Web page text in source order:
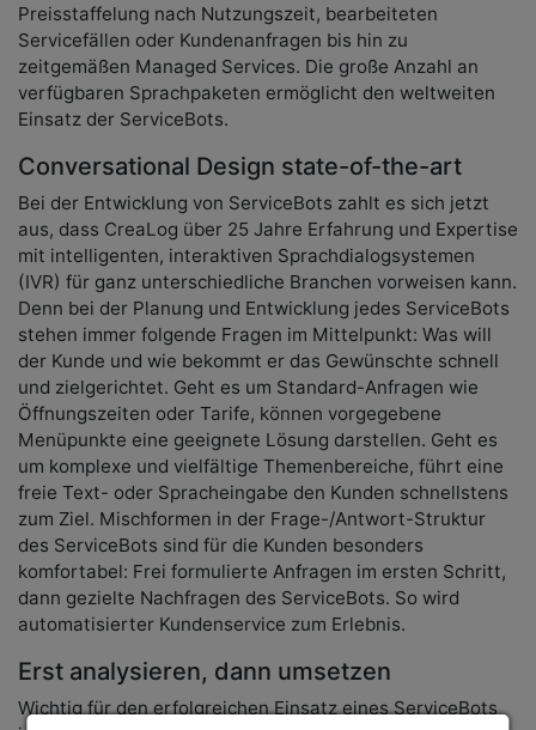
Preisstaffelung nach Nutzungszeit, bearbeiteten
Servicefällen oder Kundenanfragen bis hin zu
zeitgemäßen Managed Services. Die große Anzahl an
verfügbaren Sprachpaketen ermöglicht den weltweiten
Einsatz der ServiceBots.
Conversational Design state-of-the-art
Bei der Entwicklung von ServiceBots zahlt es sich jetzt
aus, dass CreaLog über 25 Jahre Erfahrung und Expertise
mit intelligenten, interaktiven Sprachdialogsystemen
(IVR) für ganz unterschiedliche Branchen vorweisen kann.
Denn bei der Planung und Entwicklung jedes ServiceBots
stehen immer folgende Fragen im Mittelpunkt: Was will
der Kunde und wie bekommt er das Gewünschte schnell
und zielgerichtet. Geht es um Standard-Anfragen wie
Öffnungszeiten oder Tarife, können vorgegebene
Menüpunkte eine geeignete Lösung darstellen. Geht es
um komplexe und vielfältige Themenbereiche, führt eine
freie Text- oder Spracheingabe den Kunden schnellstens
zum Ziel. Mischformen in der Frage-/Antwort-Struktur
des ServiceBots sind für die Kunden besonders
komfortabel: Frei formulierte Anfragen im ersten Schritt,
dann gezielte Nachfragen des ServiceBots. So wird
automatisierter Kundenservice zum Erlebnis.
Erst analysieren, dann umsetzen
Wichtig für den erfolgreichen Einsatz eines ServiceBots